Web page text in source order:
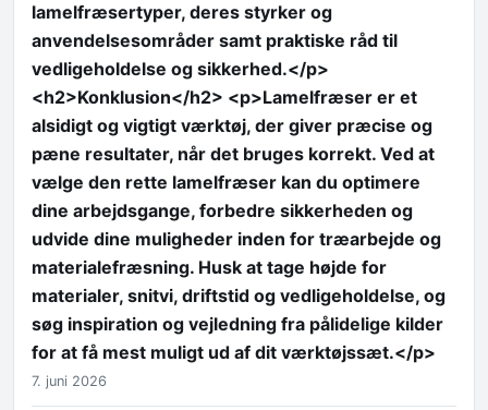
lamelfræsertyper, deres styrker og
anvendelsesområder samt praktiske råd til
vedligeholdelse og sikkerhed.</p>
<h2>Konklusion</h2> <p>Lamelfræser er et
alsidigt og vigtigt værktøj, der giver præcise og
pæne resultater, når det bruges korrekt. Ved at
vælge den rette lamelfræser kan du optimere
dine arbejdsgange, forbedre sikkerheden og
udvide dine muligheder inden for træarbejde og
materialefræsning. Husk at tage højde for
materialer, snitvi, driftstid og vedligeholdelse, og
søg inspiration og vejledning fra pålidelige kilder
for at få mest muligt ud af dit værktøjssæt.</p>
7. juni 2026